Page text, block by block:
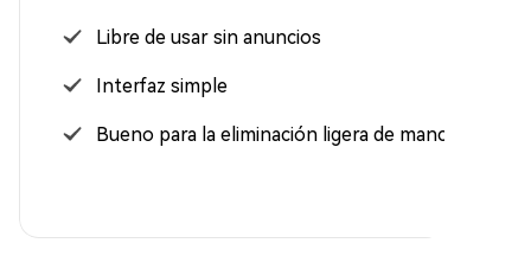
Libre de usar sin anuncios
Interfaz simple
Bueno para la eliminación ligera de manchas